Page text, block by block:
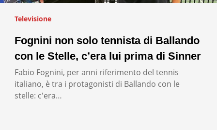
Televisione
Fognini non solo tennista di Ballando
con le Stelle, c’era lui prima di Sinner
Fabio Fognini, per anni riferimento del tennis
italiano, è tra i protagonisti di Ballando con le
stelle: c'era…